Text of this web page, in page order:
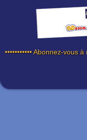
••••••••••• Abonnez-vous